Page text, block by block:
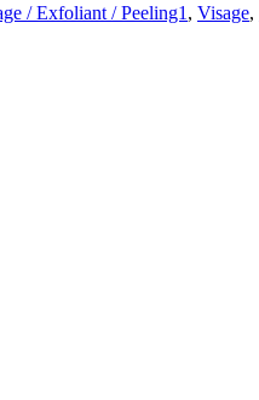
/ Exfoliant / Peeling1 , Visage,